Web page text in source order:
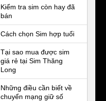
Kiểm tra sim còn hay đã
bán
Cách chọn Sim hợp tuổi
Tại sao mua được sim
giá rẻ tại Sim Thăng
Long
Những điều cần biết về
chuyển mạng giữ số